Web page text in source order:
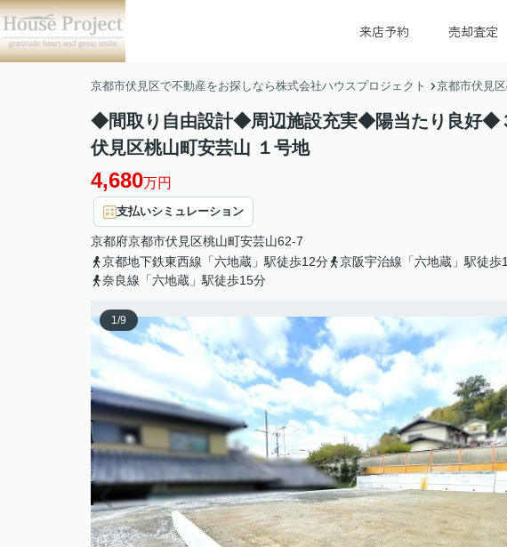
来店予約 売却査定
京都市伏見区で不動産をお探しなら株式会社ハウスプロジェクト 京都市伏見
◆間取り自由設計◆周辺施設充実◆陽当たり良好◆
伏見区桃山町安芸山 １号地
4,680万円
支払いシミュレーション
京都府京都市伏見区桃山町安芸山62-7
京都地下鉄東西線「六地蔵」駅徒歩12分
京阪宇治線「六地蔵」駅徒歩
奈良線「六地蔵」駅徒歩15分
1/9